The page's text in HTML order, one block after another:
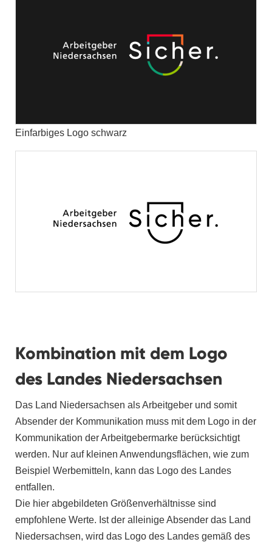
Einfarbiges Logo schwarz
Kombination mit dem Logo
des Landes Niedersachsen
Das Land Niedersachsen als Arbeitgeber und somit
Absender der Kommunikation muss mit dem Logo in der
Kommunikation der Arbeitgebermarke berücksichtigt
werden. Nur auf kleinen Anwendungsflächen, wie zum
Beispiel Werbemitteln, kann das Logo des Landes
entfallen.
Die hier abgebildeten Größenverhältnisse sind
empfohlene Werte. Ist der alleinige Absender das Land
Niedersachsen, wird das Logo des Landes gemäß des